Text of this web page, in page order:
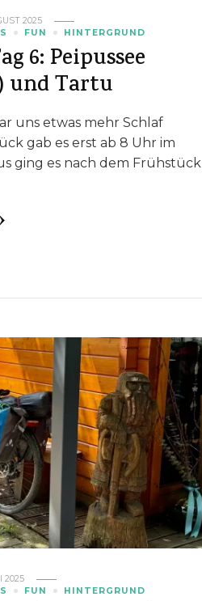
2025
FUN HINTERGRUND
6: Peipussee
und Tartu
uns etwas mehr Schlaf
gab es erst ab 8 Uhr im
ging es nach dem Frühstück
2025
FUN HINTERGRUND